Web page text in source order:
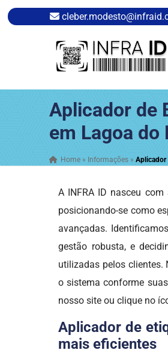
Aplicador de
em Lagoa do
Home » Informações »Aplicador
A INFRA ID nasceu
posicionando-se como
avançadas.
gestão robusta, e
utilizadas pelos clientes.
o sistema conforme
nosso site ou clique no
Aplicador de
mais eficientes